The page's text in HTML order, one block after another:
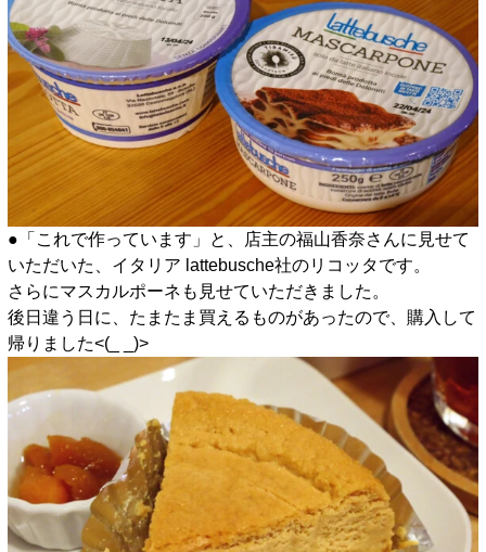
●「これで作っています」と、店主の福山香奈さんに見せて
いただいた、イタリア lattebusche社のリコッタです。
さらにマスカルポーネも見せていただきました。
後日違う日に、たまたま買えるものがあったので、購入して
帰りました<(_ _)>